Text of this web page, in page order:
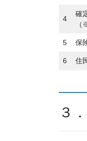
4
確
5 保
6 住
３